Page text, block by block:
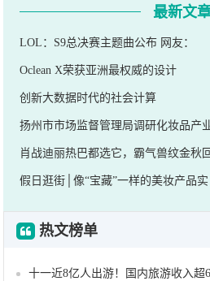
最新文
LOL：S9总决赛主题曲公布 网友：
Oclean X荣获亚洲最权威的设计
创新大数据时代的社会计算
扬州市市场监督管理局调研化妆品产
肖战迪丽热巴都选它，霸气兽纹金秋
假日逛街│像“宝藏”一样的美妆产品实
热文榜单
十一近8亿人出游！国内旅游收入超